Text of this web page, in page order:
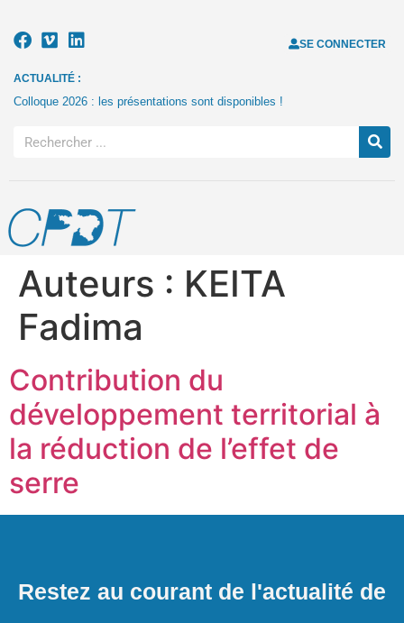
SE CONNECTER
ACTUALITÉ :
Colloque 2026 : les présentations sont disponibles !
Auteurs : KEITA
Fadima
Contribution du
développement territorial à
la réduction de l’effet de
serre
Restez au courant de l'actualité de